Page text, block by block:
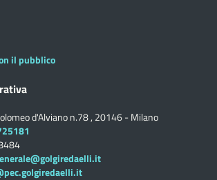
il pubblico
d'Alviano n.78 , 20146 - Milano